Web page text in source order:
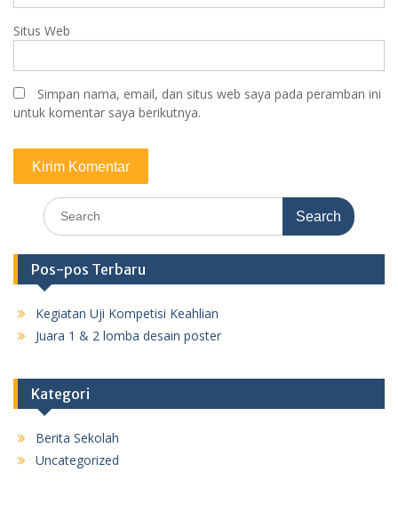
Situs Web
Simpan nama, email, dan situs web saya pada peramban ini
untuk komentar saya berikutnya.
Search
for:
Pos-pos Terbaru
Kegiatan Uji Kompetisi Keahlian
Juara 1 & 2 lomba desain poster
Kategori
Berita Sekolah
Uncategorized